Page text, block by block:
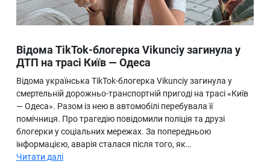
Людина
Ukraine
Про нас
Відома TikTok-блогерка Vikunciy загинула у
ДТП на трасі Київ — Одеса
Відома українська TikTok-блогерка Vikunciy загинула у
смертельній дорожньо-транспортній пригоді на трасі «Київ
— Одеса». Разом із нею в автомобілі перебувала її
помічниця. Про трагедію повідомили поліція та друзі
блогерки у соціальних мережах. За попередньою
інформацією, аварія сталася після того, як…
Читати далі